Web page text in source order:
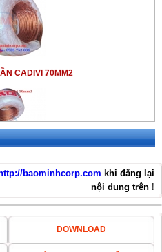
CADIVI 70MM2
CADIVI 50MM2
http://baominhcorp.com khi đăng lại
nội dung trên !
DOWNLOAD